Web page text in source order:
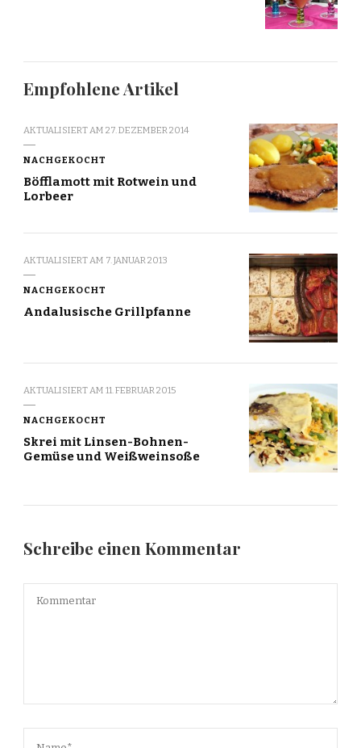
Empfohlene Artikel
AKTUALISIERT AM 27. DEZEMBER 2014
NACHGEKOCHT
Böfflamott mit Rotwein und
Lorbeer
AKTUALISIERT AM 7. JANUAR 2013
NACHGEKOCHT
Andalusische Grillpfanne
AKTUALISIERT AM 11. FEBRUAR 2015
NACHGEKOCHT
Skrei mit Linsen-Bohnen-
Gemüse und Weißweinsoße
Schreibe einen Kommentar